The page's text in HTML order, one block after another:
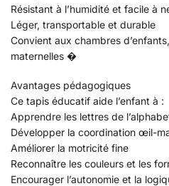
Résistant à l’humidité et facile à
Léger, transportable et durable
Convient aux chambres
maternelles �
Avantages pédagogiques
Ce tapis éducatif aide l’enfant à :
Apprendre les lettres de
Développer la coordination œil-
Améliorer la motricité fine
Reconnaître les couleurs et les
Encourager l’autonomie et la